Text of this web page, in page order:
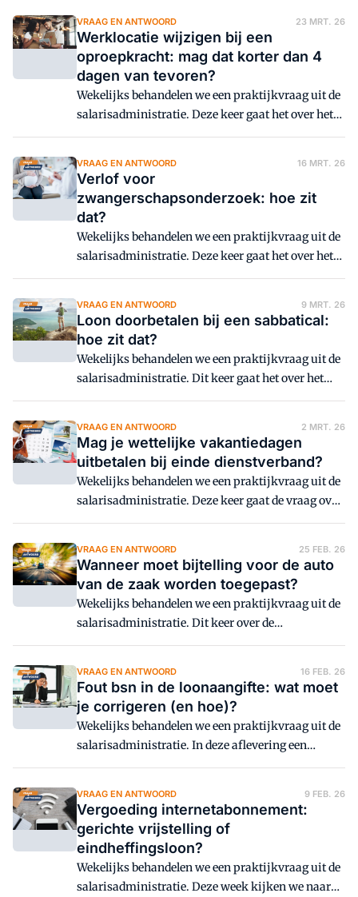
werken.
VRAAG EN ANTWOORD 23 MRT. 26
Werklocatie wijzigen bij een
oproepkracht: mag dat korter dan 4
dagen van tevoren?
Wekelijks behandelen we een praktijkvraag uit de
salarisadministratie. Deze keer gaat het over het
wijzigen van de werklocatie van een
VRAAG EN ANTWOORD 16 MRT. 26
Verlof voor
zwangerschapsonderzoek: hoe zit
dat?
Wekelijks behandelen we een praktijkvraag uit de
salarisadministratie. Deze keer gaat het over het
recht op verlof voor een zwangerschapsonderzoek.
VRAAG EN ANTWOORD 9 MRT. 26
Loon doorbetalen bij een sabbatical:
hoe zit dat?
Wekelijks behandelen we een praktijkvraag uit de
salarisadministratie. Dit keer gaat het over het
doorbetalen van loon tijdens een sabbatical.
VRAAG EN ANTWOORD 2 MRT. 26
Mag je wettelijke vakantiedagen
uitbetalen bij einde dienstverband?
Wekelijks behandelen we een praktijkvraag uit de
salarisadministratie. Deze keer gaat de vraag over
het uitbetalen van wettelijke vakantiedagen bij het
VRAAG EN ANTWOORD 25 FEB. 26
Wanneer moet bijtelling voor de auto
van de zaak worden toegepast?
Wekelijks behandelen we een praktijkvraag uit de
salarisadministratie. Dit keer over de
autokostenbijtelling.
VRAAG EN ANTWOORD 16 FEB. 26
Fout bsn in de loonaangifte: wat moet
je corrigeren (en hoe)?
Wekelijks behandelen we een praktijkvraag uit de
salarisadministratie. In deze aflevering een
veelgemaakte fout in de aangifte loonheffingen:
geboortedatum.
VRAAG EN ANTWOORD 9 FEB. 26
Vergoeding internetabonnement:
gerichte vrijstelling of
eindheffingsloon?
Wekelijks behandelen we een praktijkvraag uit de
salarisadministratie. Deze week kijken we naar